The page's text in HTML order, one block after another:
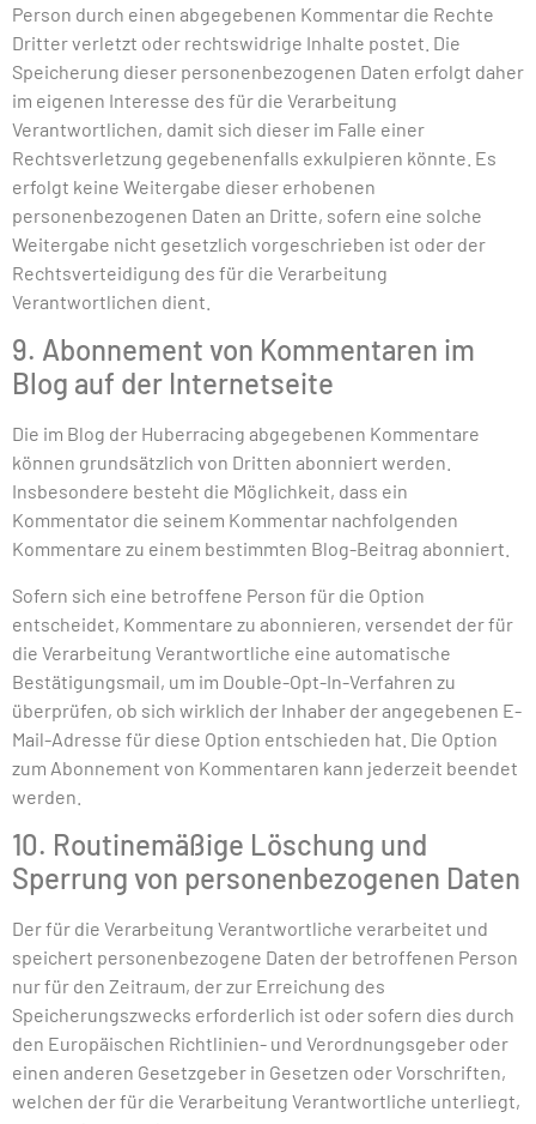
Person durch einen abgegebenen Kommentar die Rechte
Dritter verletzt oder rechtswidrige Inhalte postet. Die
Speicherung dieser personenbezogenen Daten erfolgt daher
im eigenen Interesse des für die Verarbeitung
Verantwortlichen, damit sich dieser im Falle einer
Rechtsverletzung gegebenenfalls exkulpieren könnte. Es
erfolgt keine Weitergabe dieser erhobenen
personenbezogenen Daten an Dritte, sofern eine solche
Weitergabe nicht gesetzlich vorgeschrieben ist oder der
Rechtsverteidigung des für die Verarbeitung
Verantwortlichen dient.
9. Abonnement von Kommentaren im
Blog auf der Internetseite
Die im Blog der Huberracing abgegebenen Kommentare
können grundsätzlich von Dritten abonniert werden.
Insbesondere besteht die Möglichkeit, dass ein
Kommentator die seinem Kommentar nachfolgenden
Kommentare zu einem bestimmten Blog-Beitrag abonniert.
Sofern sich eine betroffene Person für die Option
entscheidet, Kommentare zu abonnieren, versendet der für
die Verarbeitung Verantwortliche eine automatische
Bestätigungsmail, um im Double-Opt-In-Verfahren zu
überprüfen, ob sich wirklich der Inhaber der angegebenen E-
Mail-Adresse für diese Option entschieden hat. Die Option
zum Abonnement von Kommentaren kann jederzeit beendet
werden.
10. Routinemäßige Löschung und
Sperrung von personenbezogenen Daten
Der für die Verarbeitung Verantwortliche verarbeitet und
speichert personenbezogene Daten der betroffenen Person
nur für den Zeitraum, der zur Erreichung des
Speicherungszwecks erforderlich ist oder sofern dies durch
den Europäischen Richtlinien- und Verordnungsgeber oder
einen anderen Gesetzgeber in Gesetzen oder Vorschriften,
welchen der für die Verarbeitung Verantwortliche unterliegt,